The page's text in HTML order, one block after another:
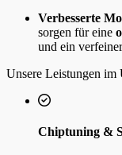
Verbesserte
sorgen für eine
und ein
Unsere Leistungen im
Chiptuning &